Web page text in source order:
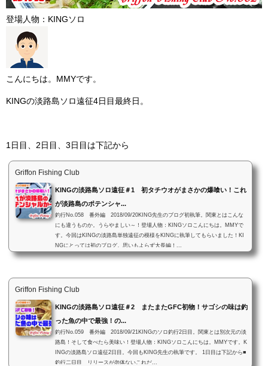
登場人物：KINGソロ
こんにちは。MMYです。
KINGの淡路島ソロ遠征4日目最終日。
1日目、2日目、3日目は下記から
Griffon Fishing Club
KINGの淡路島ソロ遠征＃1 初タチウオがまさかの爆喰い！これ
が淡路島のポテンシャ...
釣行No.058 番外編 2018/09/20KING先生のブログ初執筆。関東とはこんな
にも違うものか。うらやましい～！登場人物：KINGソロこんにちは。MMYで
す。今回はKINGの淡路島単独遠征の模様をKINGに執筆してもらいました！KI
NGにとっては初のブログ。思いもよらず大長編！...
Griffon Fishing Club
KINGの淡路島ソロ遠征＃2 またまたGFC初物！サゴシの味は釣
った魚の中で最強！の...
釣行No.059 番外編 2018/09/21KINGのソロ釣行2日目。関東とは別次元の淡
路島！そして食べたら美味い！登場人物：KINGソロこんにちは。MMYです。K
INGの淡路島ソロ遠征2日目。今回もKING先生の執筆です。 1日目は下記から■
釣行二日目 リリースが勿体ないこれだ...